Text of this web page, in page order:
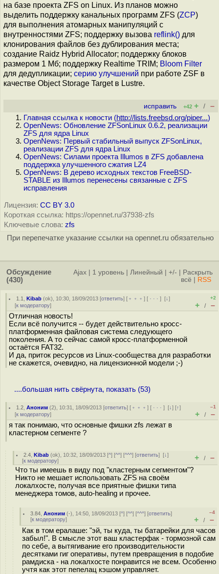
на базе проекта ZFS on Linux. Из планов можно
выделить поддержку канальных программ ZFS (ZCP)
для выполнения атомарных манипуляций с
внутренностями ZFS; поддержку вызова reflink() для
клонирования файлов без дублирования места;
создание Raidz Hybrid Allocator; поддержку блоков
размером 1 Мб; поддержку Realtime TRIM; Bloom Filter
для дедупликации; серию улучшений при работе ZSF в
качестве Object Storage Target в Lustre.
исправить +42 + / –
Главная ссылка к новости (http://lists.freebsd.org/piper...)
OpenNews: Обновление ZFSonLinux 0.6.2, реализации
ZFS для ядра Linux
OpenNews: Первый стабильный выпуск ZFSonLinux,
реализации ZFS для ядра Linux
OpenNews: Силами проекта Illumos в ZFS добавлена
поддержка улучшенного сжатия LZ4
OpenNews: В дерево исходных текстов FreeBSD-
STABLE из Illumos перенесены связанные с ZFS
исправления
Лицензия: CC BY 3.0
Короткая ссылка: https://opennet.ru/37938-zfs
Ключевые слова: zfs
При перепечатке указание ссылки на opennet.ru обязательно
Обсуждение
(430)
Ajax 1 уровень Линейный +/-
Раскрыть
всё
RSS
1.1 ,Kibab (ok), 10:30, 18/09/2013 [ответить] [ ﹢﹢﹢] [ · · ·][↓]
[к модератору]
+2
+ / –
Отличная новость!
Если всё получится -- будет действительно кросс-
платформенная файловая система следующего
поколения. А то сейчас самой кросс-платформенной
остаётся FAT32.
И да, приток ресурсов из Linux-сообщества для разработки
не скажется, очевидно, на лицензионной модели ;-)
....большая нить свёрнута, показать (53)
1.2 ,Аноним (2), 10:31, 18/09/2013 [ответить] [ ﹢﹢﹢] [ · · ·][↓] [↑]
[к модератору]
–1
+ / –
я так понимаю, что основные фишки zfs лежат в
кластерном сегменте ?
2.4 ,Kibab (ok), 10:32, 18/09/2013 [^] [^^] [^^^] [ответить][↓]
[к модератору] + / –
Что ты имеешь в виду под "кластерным сегментом"?
Никто не мешает использовать ZFS на своём
локалхосте, получая все приятные фишки типа
менеджера томов, auto-healing и прочее.
3.84 ,Аноним (-), 14:50, 18/09/2013 [^] [^^] [^^^] [ответить]
[к модератору]
–4
+ / –
Как в том ералаше: "эй, ты куда, ты батарейки для часов
забыл!". В смысле этот ваш кластерфак - тормозной сам
по себе, а вытягивание его производительности
десятками гиг оперативы, путем превращения в подобие
рамдиска - на локалхосте понравится не всем. Особенно
учтя как этот пепелац кэшом управляет.